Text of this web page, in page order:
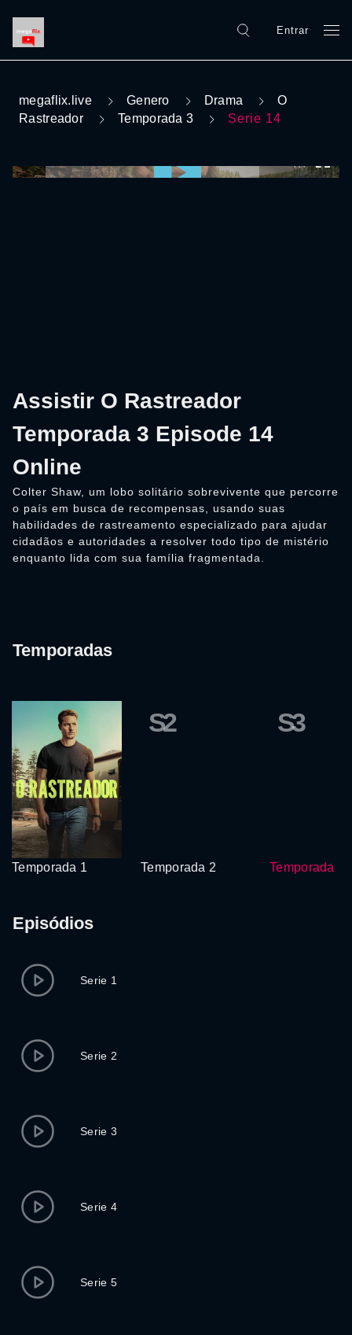
Entrar
megaflix.live Genero Drama
O
Rastreador
Temporada 3 Serie 14
Assistir O Rastreador
Temporada 3 Episode 14
Online
Colter Shaw, um lobo solitário sobrevivente que percorre
o país em busca de recompensas, usando suas
habilidades de rastreamento especializado para ajudar
cidadãos e autoridades a resolver todo tipo de mistério
enquanto lida com sua família fragmentada.
Temporadas
Temporada 1
S2
Temporada 2
S3
Temporada 3
Episódios
Serie 1
Serie 2
Serie 3
Serie 4
Serie 5